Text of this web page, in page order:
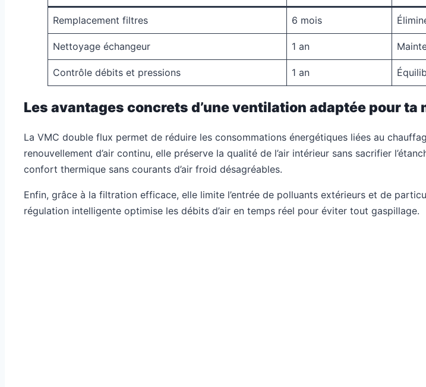
Remplacement filtres 6 mois
Nettoyage échangeur 1 an
Contrôle débits et pressions 1 an
Les avantages concrets d’une ventilation adaptée pour ta
La VMC double flux permet de réduire les consommations énergétiques liées au
renouvellement d’air continu, elle préserve la qualité de l’air intérieur sans sacrifier
confort thermique sans courants d’air froid désagréables.
Enfin, grâce à la filtration efficace, elle limite l’entrée de polluants extérieurs et de
régulation intelligente optimise les débits d’air en temps réel pour éviter tout gaspillage.